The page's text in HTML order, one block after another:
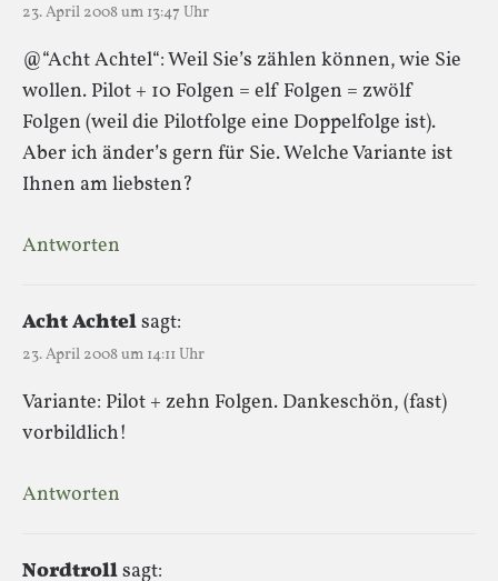
23. April 2008 um 13:47 Uhr
@“Acht Achtel“: Weil Sie’s zählen können, wie Sie
wollen. Pilot + 10 Folgen = elf Folgen = zwölf
Folgen (weil die Pilotfolge eine Doppelfolge ist).
Aber ich änder’s gern für Sie. Welche Variante ist
Ihnen am liebsten?
Antworten
Acht Achtelsagt:
23. April 2008 um 14:11 Uhr
Variante: Pilot + zehn Folgen. Dankeschön, (fast)
vorbildlich!
Antworten
Nordtrollsagt: